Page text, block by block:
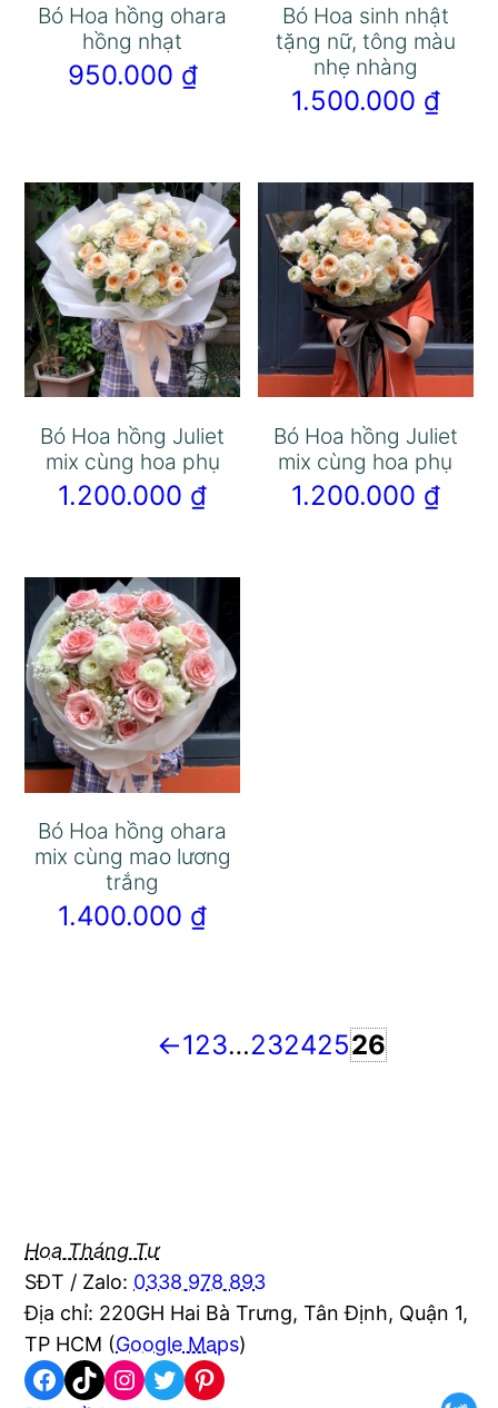
Bó Hoa hồng ohara
hồng nhạt
950.000 ₫
Bó Hoa sinh nhật
tặng nữ, tông màu
nhẹ nhàng
1.500.000 ₫
Bó Hoa hồng Juliet
mix cùng hoa phụ
1.200.000 ₫
Bó Hoa hồng Juliet
mix cùng hoa phụ
1.200.000 ₫
Bó Hoa hồng ohara
mix cùng mao lương
trắng
1.400.000 ₫
←123…23242526
Hoa Tháng Tư
SĐT / Zalo: 0338 978 893
Địa chỉ: 220GH Hai Bà Trưng, Tân Định, Quận 1,
TP HCM (Google Maps)
Facebook
TikTokInstagram
TwitterPinterest